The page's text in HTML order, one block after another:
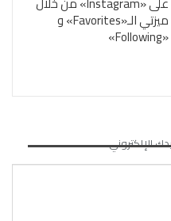
ميزتي الـ«Favorites» و
«Following»
الإلكتروني.